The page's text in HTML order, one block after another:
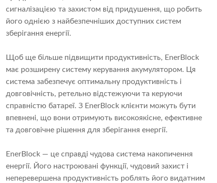
сигналізацією та захистом від придушення, що робить
його однією з найбезпечніших доступних систем
зберігання енергії.
Щоб ще більше підвищити продуктивність, EnerBlock
має розширену систему керування акумулятором. Ця
система забезпечує оптимальну продуктивність і
довговічність, ретельно відстежуючи та керуючи
справністю батареї. З EnerBlock клієнти можуть бути
впевнені, що вони отримують високоякісне, ефективне
та довговічне рішення для зберігання енергії.
EnerBlock — це справді чудова система накопичення
енергії. Його настроювані функції, чудовий захист і
неперевершена продуктивність роблять його видатним